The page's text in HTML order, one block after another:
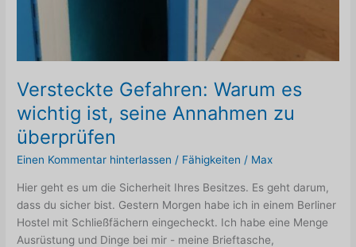
Versteckte Gefahren: Warum es
wichtig ist, seine Annahmen zu
überprüfen
Einen Kommentar hinterlassen / Fähigkeiten / Max
Hier geht es um die Sicherheit Ihres Besitzes. Es geht darum,
dass du sicher bist. Gestern Morgen habe ich in einem Berliner
Hostel mit Schließfächern eingecheckt. Ich habe eine Menge
Ausrüstung und Dinge bei mir - meine Brieftasche,